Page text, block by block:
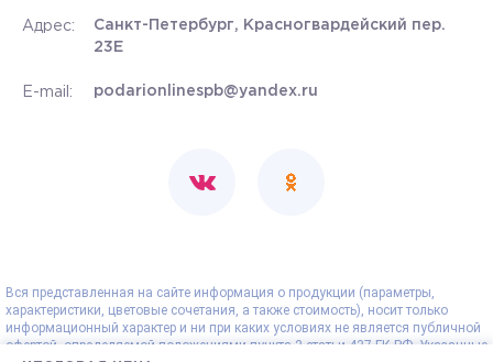
Адрес:
Санкт-Петербург, Красногвардейский пер.
23Е
E-mail: podarionlinespb@yandex.ru
Вся представленная на сайте информация о продукции (параметры,
характеристики, цветовые сочетания, а также стоимость), носит только
информационный характер и ни при каких условиях не является публичной
офертой, определяемой положениями пункта 2 статьи 437 ГК РФ. Указанные